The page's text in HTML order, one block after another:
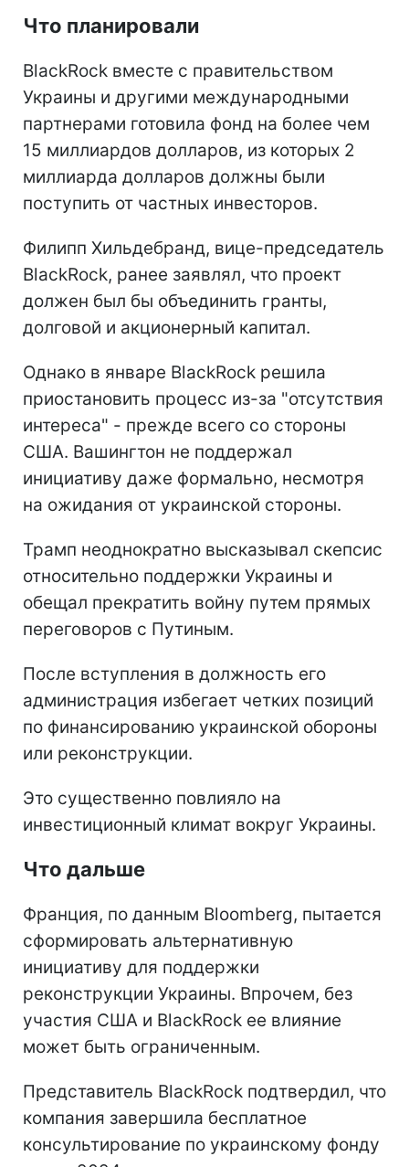
Что планировали
BlackRock вместе с правительством
Украины и другими международными
партнерами готовила фонд на более чем
15 миллиардов долларов, из которых 2
миллиарда долларов должны были
поступить от частных инвесторов.
Филипп Хильдебранд, вице-председатель
BlackRock, ранее заявлял, что проект
должен был бы объединить гранты,
долговой и акционерный капитал.
Однако в январе BlackRock решила
приостановить процесс из-за "отсутствия
интереса" - прежде всего со стороны
США. Вашингтон не поддержал
инициативу даже формально, несмотря
на ожидания от украинской стороны.
Трамп неоднократно высказывал скепсис
относительно поддержки Украины и
обещал прекратить войну путем прямых
переговоров с Путиным.
После вступления в должность его
администрация избегает четких позиций
по финансированию украинской обороны
или реконструкции.
Это существенно повлияло на
инвестиционный климат вокруг Украины.
Что дальше
Франция, по данным Bloomberg, пытается
сформировать альтернативную
инициативу для поддержки
реконструкции Украины. Впрочем, без
участия США и BlackRock ее влияние
может быть ограниченным.
Представитель BlackRock подтвердил, что
компания завершила бесплатное
консультирование по украинскому фонду